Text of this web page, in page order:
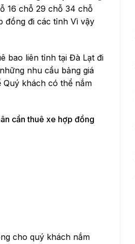
16 chỗ 29 chỗ 34 chỗ
đồng đi các tỉnh Vì vậy
bao liên tỉnh tại Đà Lạt đi
nhu cầu bảng giá
khách có thể nắm
cần thuê xe hợp đồng
cho quý khách nắm